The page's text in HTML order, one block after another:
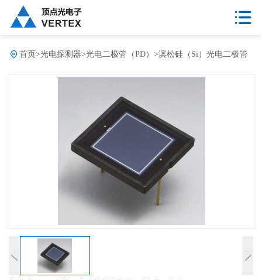
首页 >光电探测器>光电二极管（PD） >滨松硅（Si）光电二极管